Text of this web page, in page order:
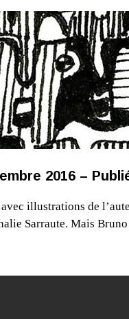
2016 –
illustrations de
Sarraute. Mais